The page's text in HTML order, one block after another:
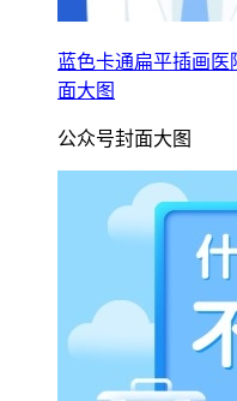
蓝色卡通扁平插画
面大图
公众号封面大图